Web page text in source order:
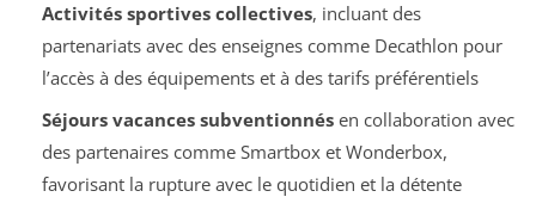
Activités sportives collectives, incluant des
partenariats avec des enseignes comme Decathlon pour
l’accès à des équipements et à des tarifs préférentiels
Séjours vacances subventionnésen collaboration avec
des partenaires comme Smartbox et Wonderbox,
favorisant la rupture avec le quotidien et la détente